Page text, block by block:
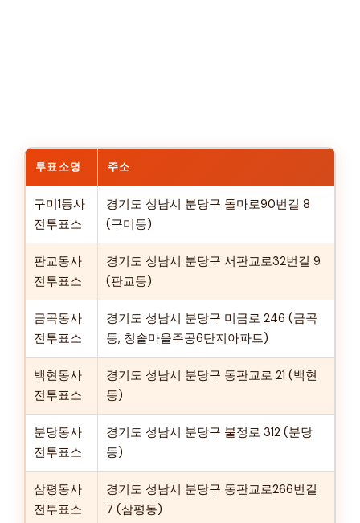
투표소명 주소
구미1동사
전투표소
경기도 성남시 분당구 돌마로90번길 8
(구미동)
판교동사
전투표소
경기도 성남시 분당구 서판교로32번길 9
(판교동)
금곡동사
전투표소
경기도 성남시 분당구 미금로 246 (금곡
동, 청솔마을주공6단지아파트)
백현동사
전투표소
경기도 성남시 분당구 동판교로 21 (백현
동)
분당동사
전투표소
경기도 성남시 분당구 불정로 312 (분당
동)
삼평동사
전투표소
경기도 성남시 분당구 동판교로266번길
7 (삼평동)